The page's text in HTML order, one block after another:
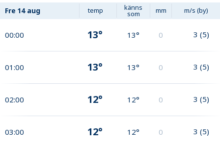
Fre 14 aug temp känns
som mm m/s (by)
00:00 13° 13° 0 3 (5)
01:00 13° 13° 0 3 (5)
02:00 12° 12° 0 3 (5)
03:00 12° 12° 0 3 (5)